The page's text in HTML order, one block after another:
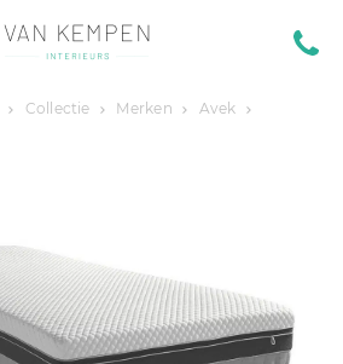
Collectie Merken
Avek